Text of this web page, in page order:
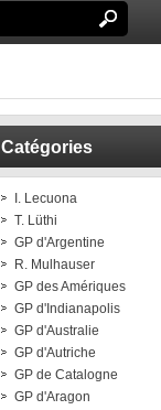
Catégories
I. Lecuona
T. Lüthi
GP d'Argentine
R. Mulhauser
GP des Amériques
GP d'Indianapolis
GP d'Australie
GP d'Autriche
GP de Catalogne
GP d'Aragon